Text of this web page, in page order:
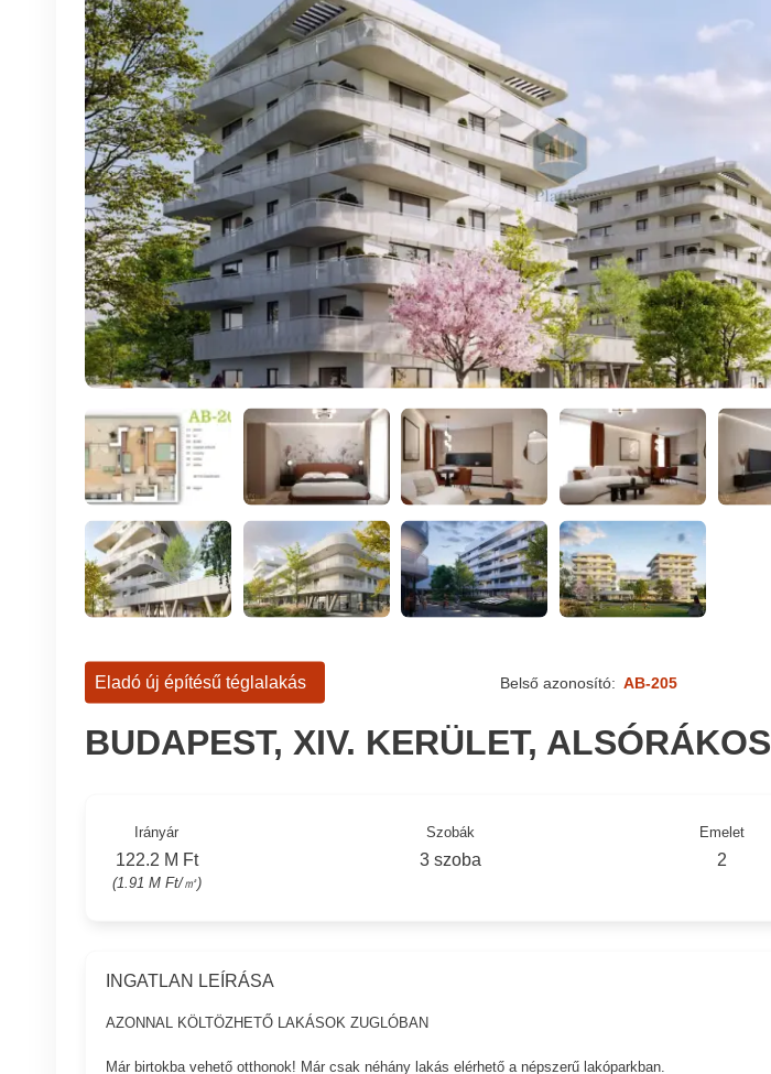
Eladó új építésű téglalakás Belső azonosító: AB-205
BUDAPEST, XIV. KERÜLET, ALSÓRÁKOS
Irányár
122.2 M Ft
(1.91 M Ft/㎡)
Szobák
3 szoba
Emelet
2
INGATLAN LEÍRÁSA
AZONNAL KÖLTÖZHETŐ LAKÁSOK ZUGLÓBAN
Már birtokba vehető otthonok! Már csak néhány lakás elérhető a népszerű lakóparkban.